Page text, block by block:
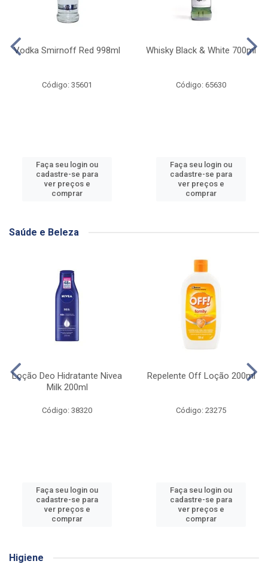
Vodka Smirnoff Red 998ml
Código: 35601
Faça seu login ou
cadastre-se para
ver preços e
comprar
Whisky Black & White 700ml
Código: 65630
Faça seu login ou
cadastre-se para
ver preços e
comprar
Saúde e Beleza
Loção Deo Hidratante Nivea
Milk 200ml
Código: 38320
Faça seu login ou
cadastre-se para
ver preços e
comprar
Repelente Off Loção 200ml
Código: 23275
Faça seu login ou
cadastre-se para
ver preços e
comprar
Higiene